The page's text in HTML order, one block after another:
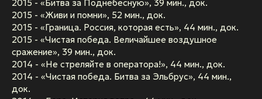
2015 - «Битва за Поднебесную», 39 мин., док.
2015 - «Живи и помни», 52 мин., док.
2015 - «Граница. Россия, которая есть», 44 мин., док.
2015 - «Чистая победа. Величайшее воздушное
сражение», 39 мин., док.
2014 - «Не стреляйте в оператора!», 44 мин., док.
2014 - «Чистая победа. Битва за Эльбрус», 44 мин.,
док.